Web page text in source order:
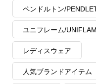
ペンドルトン/
ユニフレーム/
レディスウェア
人気ブランドアイテム